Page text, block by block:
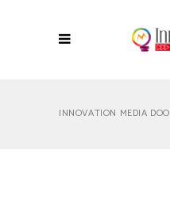
INNOVATION MEDIA DOO